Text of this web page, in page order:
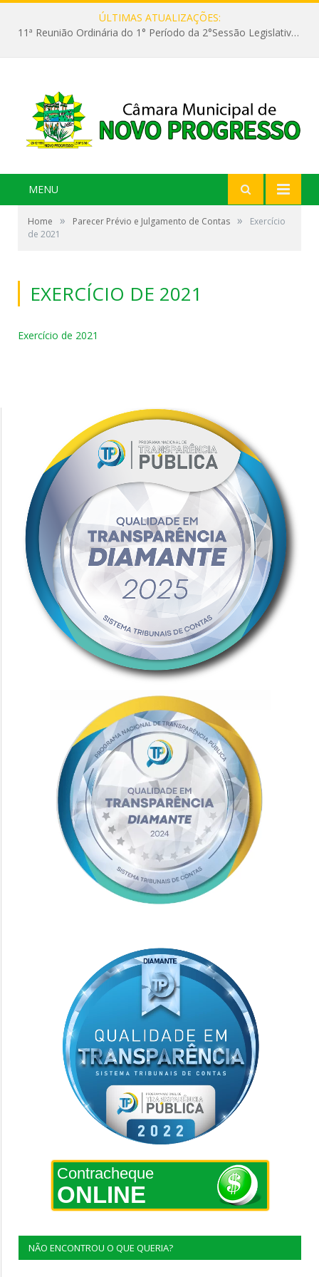
ÚLTIMAS ATUALIZAÇÕES:
11ª Reunião Ordinária do 1° Período da 2°Sessão Legislativa da 9ª Legislatura do Poder Legislativo
MENU
Home » Parecer Prévio e Julgamento de Contas »
Exercício
de 2021
EXERCÍCIO DE 2021
Exercício de 2021
Contracheque
ONLINE
NÃO ENCONTROU O QUE QUERIA?